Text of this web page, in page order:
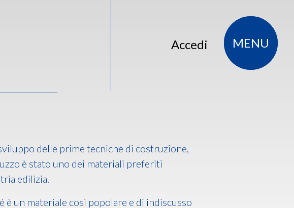
Accedi MENU
delle prime tecniche di costruzione,
è stato uno dei materiali preferiti
edilizia.
è un materiale così popolare e di indiscusso